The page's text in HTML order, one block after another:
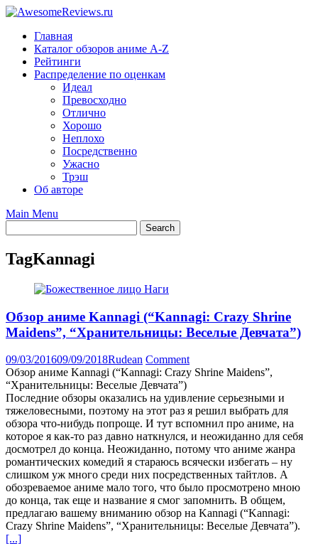
Skip
contentГлавная
Каталог обзоров аниме A-Z
Рейтинги
Распределение по оценкам
Идеал
Превосходно
Отлично
Хорошо
Неплохо
Посредственно
Ужасно
Трэш
Об авторе
Main Menu
TagKannagi
Обзор аниме Kannagi (“Kannagi: Crazy Shrine
Maidens”, “Хранительницы: Веселые Девчата”)
09/03/201609/09/2018Rudean Comment
Обзор аниме Kannagi (“Kannagi: Crazy Shrine Maidens”,
“Хранительницы: Веселые Девчата”)
Последние обзоры оказались на удивление серьезными и
тяжеловесными, поэтому на этот раз я решил выбрать для
обзора что-нибудь попроще. И тут вспомнил про аниме, на
которое я как-то раз давно наткнулся, и неожиданно для себя
досмотрел до конца. Неожиданно, потому что аниме жанра
романтических комедий я стараюсь всячески избегать – ну
слишком уж много среди них посредственных тайтлов. А
обозреваемое аниме мало того, что было просмотрено мною
до конца, так еще и название я смог запомнить. В общем,
предлагаю вашему вниманию обзор на Kannagi (“Kannagi:
Crazy Shrine Maidens”, “Хранительницы: Веселые Девчата”).
[...]